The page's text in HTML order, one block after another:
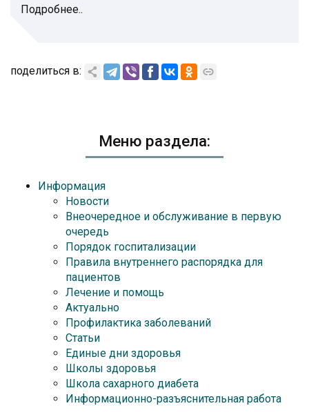
Подробнее..
поделиться в:
Меню раздела:
Информация
Новости
Внеочередное и обслуживание в первую
очередь
Порядок госпитализации
Правила внутреннего распорядка для
пациентов
Лечение и помощь
Актуально
Профилактика заболеваний
Статьи
Единые дни здоровья
Школы здоровья
Школа сахарного диабета
Информационно-разъяснительная работа